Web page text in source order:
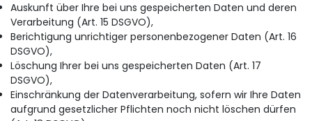
Auskunft über Ihre bei uns gespeicherten Daten und deren
Verarbeitung (Art. 15 DSGVO),
Berichtigung unrichtiger personenbezogener Daten (Art. 16
DSGVO),
Löschung Ihrer bei uns gespeicherten Daten (Art. 17
DSGVO),
Einschränkung der Datenverarbeitung, sofern wir Ihre Daten
aufgrund gesetzlicher Pflichten noch nicht löschen dürfen